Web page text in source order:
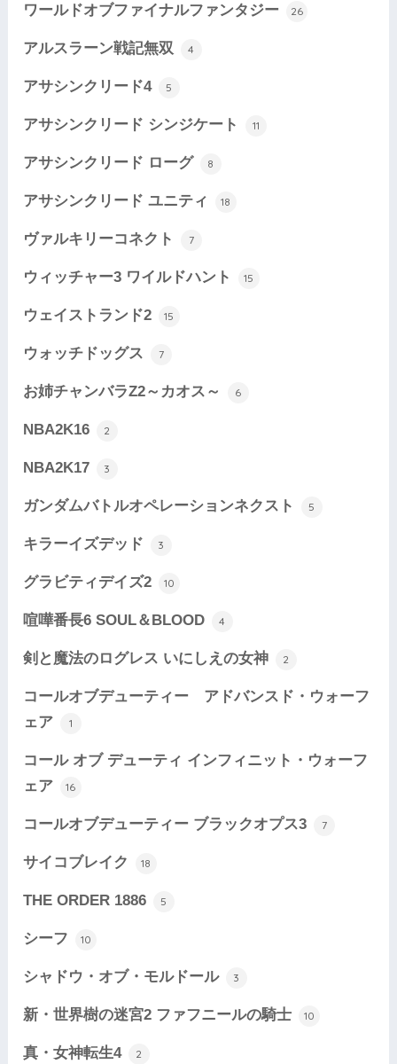
ワールドオブファイナルファンタジー 26
アルスラーン戦記無双 4
アサシンクリード4 5
アサシンクリード シンジケート 11
アサシンクリード ローグ 8
アサシンクリード ユニティ 18
ヴァルキリーコネクト 7
ウィッチャー3 ワイルドハント 15
ウェイストランド2 15
ウォッチドッグス 7
お姉チャンバラZ2～カオス～ 6
NBA2K16 2
NBA2K17 3
ガンダムバトルオペレーションネクスト 5
キラーイズデッド 3
グラビティデイズ2 10
喧嘩番長6 SOUL＆BLOOD 4
剣と魔法のログレス いにしえの女神 2
コールオブデューティー アドバンスド・ウォーフ
ェア
1
コール オブ デューティ インフィニット・ウォーフ
ェア
16
コールオブデューティー ブラックオプス3 7
サイコブレイク 18
THE ORDER 1886 5
シーフ 10
シャドウ・オブ・モルドール 3
新・世界樹の迷宮2 ファフニールの騎士 10
真・女神転生4 2